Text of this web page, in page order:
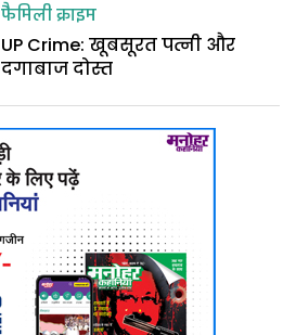
फैमिली क्राइम
UP Crime: खूबसूरत पत्नी और
दगाबाज दोस्त